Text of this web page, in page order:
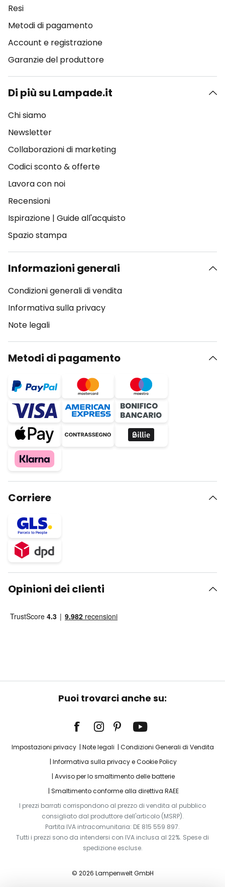
Resi
Metodi di pagamento
Account e registrazione
Garanzie del produttore
Di più su Lampade.it
Chi siamo
Newsletter
Collaborazioni di marketing
Codici sconto & offerte
Lavora con noi
Recensioni
Ispirazione | Guide all'acquisto
Spazio stampa
Informazioni generali
Condizioni generali di vendita
Informativa sulla privacy
Note legali
Metodi di pagamento
Corriere
Opinioni dei clienti
Puoi trovarci anche su:
Impostazioni privacy Note legali
Condizioni Generali di Vendita
Informativa sulla privacy e Cookie Policy
Avviso per lo smaltimento delle batterie
Smaltimento conforme alla direttiva RAEE
I prezzi barrati corrispondono al prezzo di vendita al pubblico
consigliato dal produttore dell'articolo (MSRP).
Partita IVA intracomunitaria: DE 815 559 897.
Tutti i prezzi sono da intendersi con IVA inclusa al 22%. Spese di
spedizione escluse.
© 2026 Lampenwelt GmbH